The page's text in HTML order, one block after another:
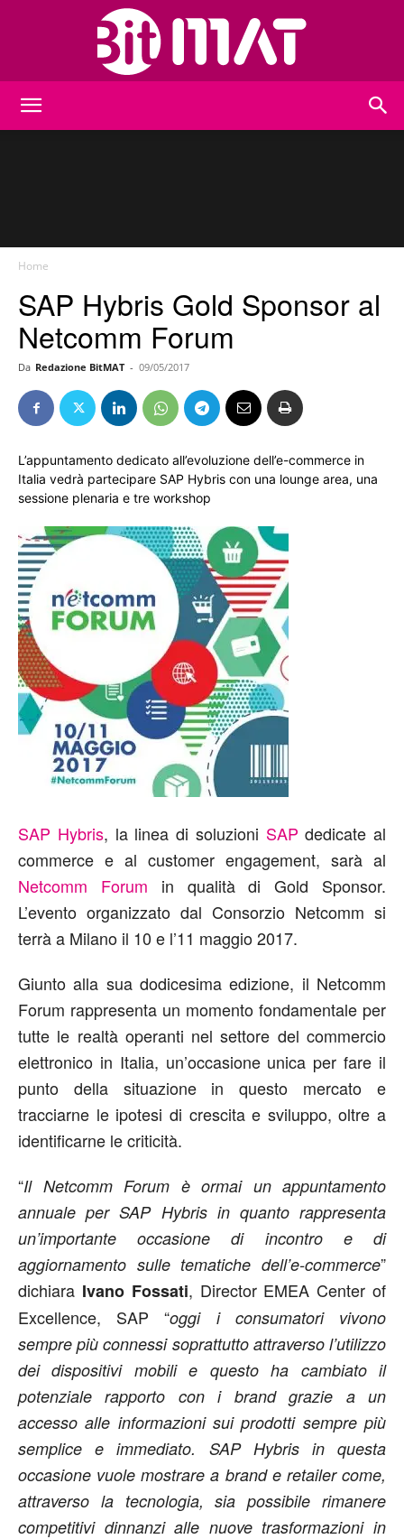
Home
SAP Hybris Gold Sponsor al
Netcomm Forum
Da Redazione BitMAT - 09/05/2017
L’appuntamento dedicato all’evoluzione dell’e-commerce in
Italia vedrà partecipare SAP Hybris con una lounge area, una
sessione plenaria e tre workshop
SAP Hybris, la linea di soluzioni SAP dedicate al
commerce e al customer engagement, sarà al
Netcomm Forum in qualità di Gold Sponsor.
L’evento organizzato dal Consorzio Netcomm si
terrà a Milano il 10 e l’11 maggio 2017.
Giunto alla sua dodicesima edizione, il Netcomm
Forum rappresenta un momento fondamentale per
tutte le realtà operanti nel settore del commercio
elettronico in Italia, un’occasione unica per fare il
punto della situazione in questo mercato e
tracciarne le ipotesi di crescita e sviluppo, oltre a
identificarne le criticità.
“Il Netcomm Forum è ormai un appuntamento
annuale per SAP Hybris in quanto rappresenta
un’importante occasione di incontro e di
aggiornamento sulle tematiche dell’e-commerce”
dichiara Ivano Fossati, Director EMEA Center of
Excellence, SAP “oggi i consumatori vivono
sempre più connessi soprattutto attraverso l’utilizzo
dei dispositivi mobili e questo ha cambiato il
potenziale rapporto con i brand grazie a un
accesso alle informazioni sui prodotti sempre più
semplice e immediato. SAP Hybris in questa
occasione vuole mostrare a brand e retailer come,
attraverso la tecnologia, sia possibile rimanere
competitivi dinnanzi alle nuove trasformazioni in